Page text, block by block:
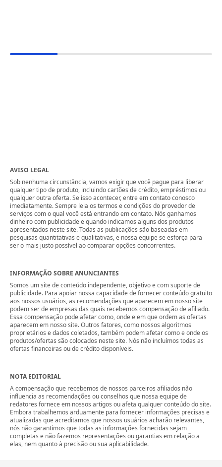
AVISO LEGAL
Sob nenhuma circunstância, vamos exigir que você pague para liberar
qualquer tipo de produto, incluindo cartões de crédito, empréstimos ou
qualquer outra oferta. Se isso acontecer, entre em contato conosco
imediatamente. Sempre leia os termos e condições do provedor de
serviços com o qual você está entrando em contato. Nós ganhamos
dinheiro com publicidade e quando indicamos alguns dos produtos
apresentados neste site. Todas as publicações são baseadas em
pesquisas quantitativas e qualitativas, e nossa equipe se esforça para
ser o mais justo possível ao comparar opções concorrentes.
INFORMAÇÃO SOBRE ANUNCIANTES
Somos um site de conteúdo independente, objetivo e com suporte de
publicidade. Para apoiar nossa capacidade de fornecer conteúdo gratuito
aos nossos usuários, as recomendações que aparecem em nosso site
podem ser de empresas das quais recebemos compensação de afiliado.
Essa compensação pode afetar como, onde e em que ordem as ofertas
aparecem em nosso site. Outros fatores, como nossos algoritmos
proprietários e dados coletados, também podem afetar como e onde os
produtos/ofertas são colocados neste site. Nós não incluímos todas as
ofertas financeiras ou de crédito disponíveis.
NOTA EDITORIAL
A compensação que recebemos de nossos parceiros afiliados não
influencia as recomendações ou conselhos que nossa equipe de
redatores fornece em nossos artigos ou afeta qualquer conteúdo do site.
Embora trabalhemos arduamente para fornecer informações precisas e
atualizadas que acreditamos que nossos usuários acharão relevantes,
nós não garantimos que todas as informações fornecidas sejam
completas e não fazemos representações ou garantias em relação a
elas, nem quanto à precisão ou sua aplicabilidade.